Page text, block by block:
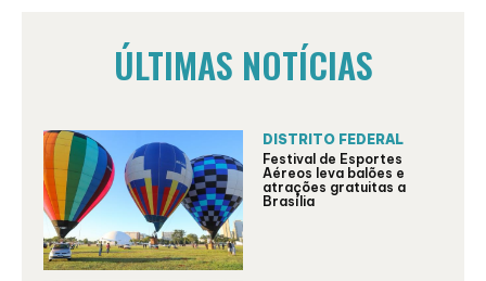
ÚLTIMAS NOTÍCIAS
DISTRITO FEDERAL
Festival de Esportes
Aéreos leva balões e
atrações gratuitas a
Brasília